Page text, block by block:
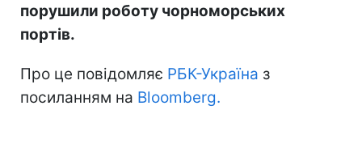
порушили роботу чорноморських
портів.
Про це повідомляє РБК-Україна з
посиланням на Bloomberg.